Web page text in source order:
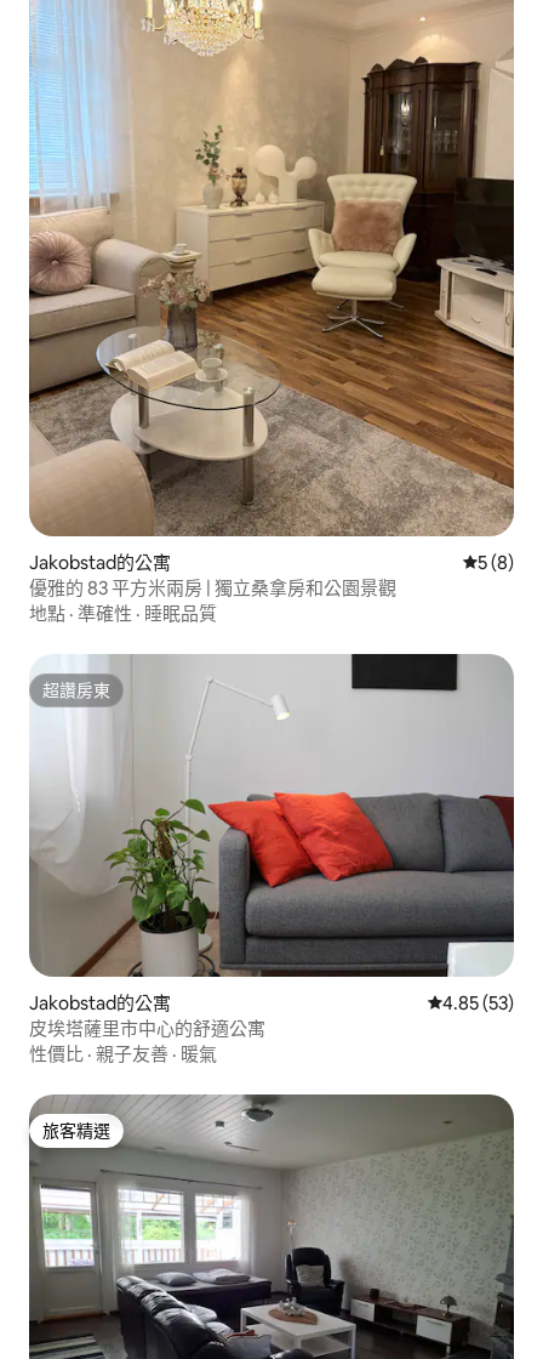
Jakobstad的公寓 從 8 則評
5 (8)
優雅的 83 平方米兩房 | 獨立桑拿房和公園景觀
地點 · 準確性 · 睡眠品質
超讚房東
超讚房東
Jakobstad的公寓 從 53 則評價
4.85 (53)
皮埃塔薩里市中心的舒適公寓
性價比 · 親子友善 · 暖氣
旅客精選
旅客精選